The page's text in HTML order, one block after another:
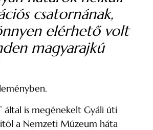
csatornának,
elérhető volt
magyarajkú
által is megénekelt Gyáli úti
a Nemzeti Múzeum háta